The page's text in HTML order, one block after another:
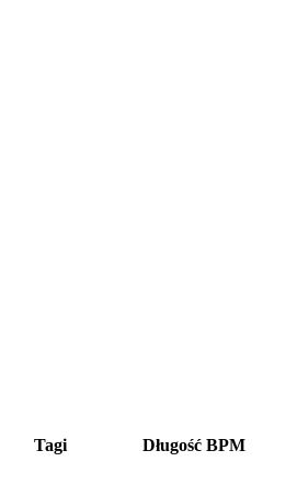
Tagi Długość BPM